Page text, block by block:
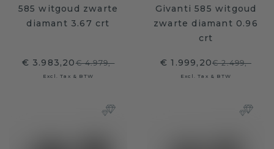
585 witgoud zwarte
diamant 3.67 crt
€ 3.983,20€ 4.979,-
Excl. Tax & BTW
Givanti 585 witgoud
zwarte diamant 0.96
crt
€ 1.999,20€ 2.499,-
Excl. Tax & BTW